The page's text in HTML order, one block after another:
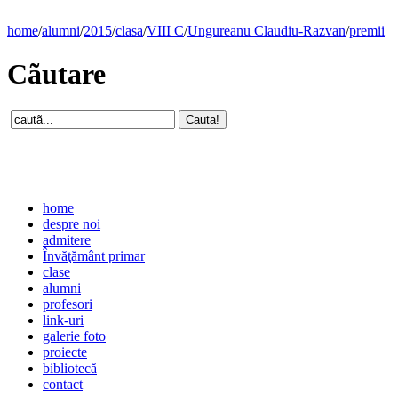
home/alumni/2015/clasa/VIII C/Ungureanu Claudiu-Razvan/premii
Cãutare
home
despre noi
admitere
Învăţământ primar
clase
alumni
profesori
link-uri
galerie foto
proiecte
bibliotecă
contact